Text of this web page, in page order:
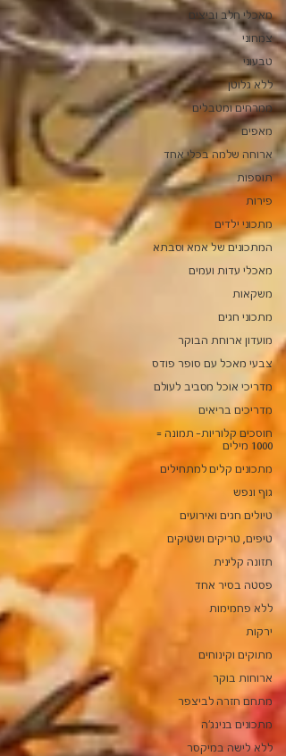
מאכלי חלב וביצים
צמחוני
טבעוני
ללא גלוטן
ממרחים ומטבלים
מאפים
ארוחה שלמה בכלי אחד
תוספות
פירות
מתכוני ילדים
המתכונים של אמא וסבתא
מאכלי עדות ועמים
משקאות
מתכוני חגים
מועדון ארוחת הבוקר
צבעי מאכל עם סופר פודס
מדריכי אוכל מסביב לעולם
מדריכים בריאים
חוסכים קלוריות- תמונה =
1000 מילים
מתכונים קלים למתחילים
גוף ונפש
טיולים חגים ואירועים
טיפים, טריקים ושטיקים
תזונה קלינית
פסטה בסיר אחד
ללא פחמימות
ירקות
מתוקים וקינוחים
ארוחות בוקר
מתחם חזרה לביצפר
מתכונים בנינג'ה
ללא לישה במיקסר